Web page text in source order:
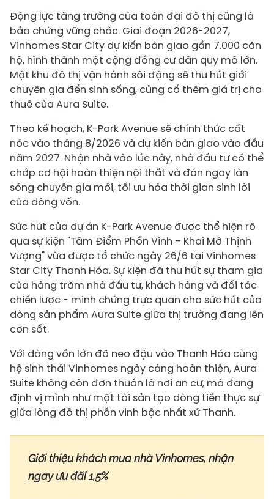
Động lực tăng trưởng của toàn đại đô thị cũng là
bảo chứng vững chắc. Giai đoạn 2026-2027,
Vinhomes Star City dự kiến bàn giao gần 7.000 căn
hộ, hình thành một cộng đồng cư dân quy mô lớn.
Một khu đô thị vận hành sôi động sẽ thu hút giới
chuyên gia đến sinh sống, củng cố thêm giá trị cho
thuê của Aura Suite.
Theo kế hoạch, K-Park Avenue sẽ chính thức cất
nóc vào tháng 8/2026 và dự kiến bàn giao vào đầu
năm 2027. Nhận nhà vào lúc này, nhà đầu tư có thể
chớp cơ hội hoàn thiện nội thất và đón ngay làn
sóng chuyên gia mới, tối ưu hóa thời gian sinh lời
của dòng vốn.
Sức hút của dự án K-Park Avenue được thể hiện rõ
qua sự kiện "Tâm Điểm Phồn Vinh – Khai Mở Thịnh
Vượng" vừa được tổ chức ngày 26/6 tại Vinhomes
Star City Thanh Hóa. Sự kiện đã thu hút sự tham gia
của hàng trăm nhà đầu tư, khách hàng và đối tác
chiến lược - minh chứng trực quan cho sức hút của
dòng sản phẩm Aura Suite giữa thị trường đang lên
cơn sốt.
Với dòng vốn lớn đã neo đậu vào Thanh Hóa cùng
hệ sinh thái Vinhomes ngày càng hoàn thiện, Aura
Suite không còn đơn thuần là nơi an cư, mà đang
định vị mình như một tài sản tạo dòng tiền thực sự
giữa lòng đô thị phồn vinh bậc nhất xứ Thanh.
Giới thiệu khách mua nhà Vinhomes, nhận
ngay ưu đãi 1,5%